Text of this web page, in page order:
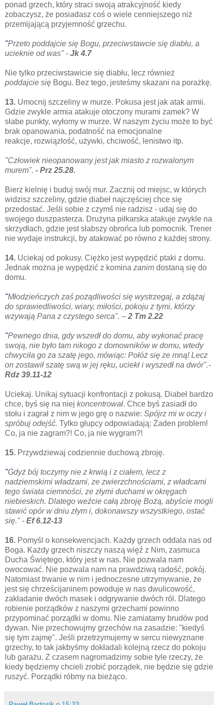
ponad grzech, który straci swoją atrakcyjność kiedy
zobaczysz, że posiadasz coś o wiele cenniejszego niż
przemijającą przyjemność grzechu.
"Przeto poddajcie się Bogu, przeciwstawcie się diabłu, a
ucieknie od was" - Jk 4.7
Nie tylko przeciwstawicie się diabłu, lecz również
poddajcie się Bogu. Bez tego, jesteśmy skazani na porażkę.
13. Umocnij szczeliny w murze. Pokusa jest jak atak armii.
Gdzie zwykle armia atakuje otoczony murami zamek? W
słabe punkty, wyłomy w murze. W naszym życiu może to być
brak opanowania, podatność na emocjonalne
reakcje, rozwiązłość, używki, chciwość, lenistwo itp.
"Człowiek nieopanowany jest jak miasto z rozwalonym
murem". - Prz 25.28.
Bierz kielnię i buduj swój mur. Zacznij od miejsc, w których
widzisz szczeliny, gdzie diabeł najczęściej chce się
przedostać. Jeśli sobie z czymś nie radzisz - udaj się do
swojego duszpasterza. Drużyna piłkarska atakuje zwykle na
skrzydłach, gdzie jest słabszy obrońca lub pomocnik. Trener
nie wydaje instrukcji, by atakować po równo z każdej strony.
14. Uciekaj od pokusy. Ciężko jest wypędzić ptaki z domu.
Jednak można je wypędzić z komina zanim dostaną się do
domu.
"Młodzieńczych zaś pożądliwości się wystrzegaj, a zdążaj
do sprawiedliwości, wiary, miłości, pokoju z tymi, którzy
wzywają Pana z czystego serca". – 2 Tm 2.22
"Pewnego dnia, gdy wszedł do domu, aby wykonać pracę
swoją, nie było tam nikogo z domowników w domu, wtedy
chwyciła go za szatę jego, mówiąc: Połóż się ze mną! Lecz
on zostawił szatę swą w jej ręku, uciekł i wyszedł na dwór".-
Rdz 39.11-12
Uciekaj. Unikaj sytuacji konfrontacji z pokusą. Diabeł bardzo
chce, byś się na niej koncentrował. Chce byś zasiadł do
stołu i zagrał z nim w jego grę o nazwie: Spójrz mi w oczy i
spróbuj odejść. Tylko głupcy odpowiadają: Żaden problem!
Co, ja nie zagram?! Co, ja nie wygram?!
15. Przywdziewaj codziennie duchową zbroję.
"Gdyż bój toczymy nie z krwią i z ciałem, lecz z
nadziemskimi władzami, ze zwierzchnościami, z władcami
tego świata ciemności, ze złymi duchami w okręgach
niebieskich. Dlatego weźcie całą zbroję Bożą, abyście mogli
stawić opór w dniu złym i, dokonawszy wszystkiego, ostać
się." - Ef 6.12-13
16. Pomyśl o konsekwencjach. Każdy grzech oddala nas od
Boga. Każdy grzech niszczy naszą więź z Nim, zasmuca
Ducha Świętego, który jest w nas. Nie pozwala nam
owocować. Nie pozwala nam na prawdziwą radość, pokój.
Natomiast trwanie w nim i jednoczesne utrzymywanie, że
jest się chrześcijaninem powoduje w nas dwulicowość,
zakładanie dwóch masek i odgrywanie dwóch ról. Dlatego
robienie porządków z naszymi grzechami powinno
przypominać porządki w domu. Nie zamiatamy brudów pod
dywan. Nie przechowujmy grzechów na zasadzie: "kiedyś
się tym zajmę". Jeśli przetrzymujemy w sercu niewyznane
grzechy, to tak jakbyśmy dokładali kolejną rzecz do pokoju
lub garażu. Z czasem nagromadzimy sobie tyle rzeczy, że
kiedy będziemy chcieli zrobić porządek, nie będzie się gdzie
ruszyć. Porządki róbmy na bieżąco.